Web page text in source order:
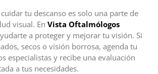
tu descanso es solo una parte de
visual. En Vista Oftalmólogos
a proteger y mejorar tu visión. Si
secos o visión borrosa, agenda tu
especialistas y recibe una evaluación
a tus necesidades.